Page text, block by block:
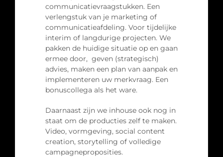
communicatievraagstukken. Een
verlengstuk van je marketing of
communicatieafdeling. Voor tijdelijke
interim of langdurige projecten. We
pakken de huidige situatie op en gaan
ermee door, geven (strategisch)
advies, maken een plan van aanpak en
implementeren uw merkvraag. Een
bonuscollega als het ware.
Daarnaast zijn we inhouse ook nog in
staat om de producties zelf te maken.
Video, vormgeving, social content
creation, storytelling of volledige
campagneproposities.